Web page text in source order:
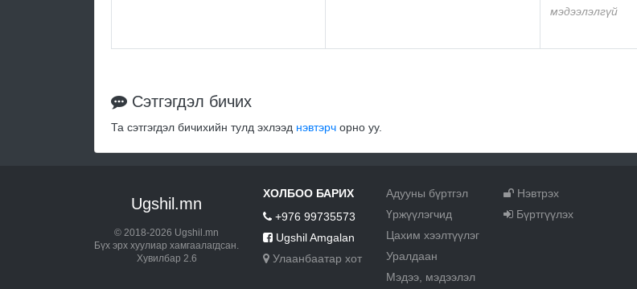
мэдээлэлгүй
Сэтгэгдэл бичих
Та сэтгэгдэл бичихийн тулд эхлээд нэвтэрч орно уу.
Ugshil.mn
© 2018-2026 Ugshil.mn
Бүх эрх хуулиар хамгаалагдсан.
Хувилбар 2.6
ХОЛБОО БАРИХ
+976 99735573
Ugshil Amgalan
Улаанбаатар хот
Адууны бүртгэл
Үржүүлэгчид
Цахим хээлтүүлэг
Уралдаан
Мэдээ, мэдээлэл
Нэвтрэх
Бүртгүүлэх